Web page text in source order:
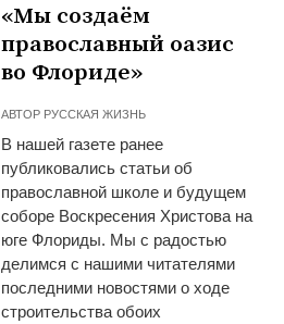
«Мы создаём
православный оазис
во Флориде»
АВТОР РУССКАЯ ЖИЗНЬ
В нашей газете ранее
публиковались статьи об
православной школе и будущем
соборе Воскресения Христова на
юге Флориды. Мы с радостью
делимся с нашими читателями
последними новостями о ходе
строительства обоих